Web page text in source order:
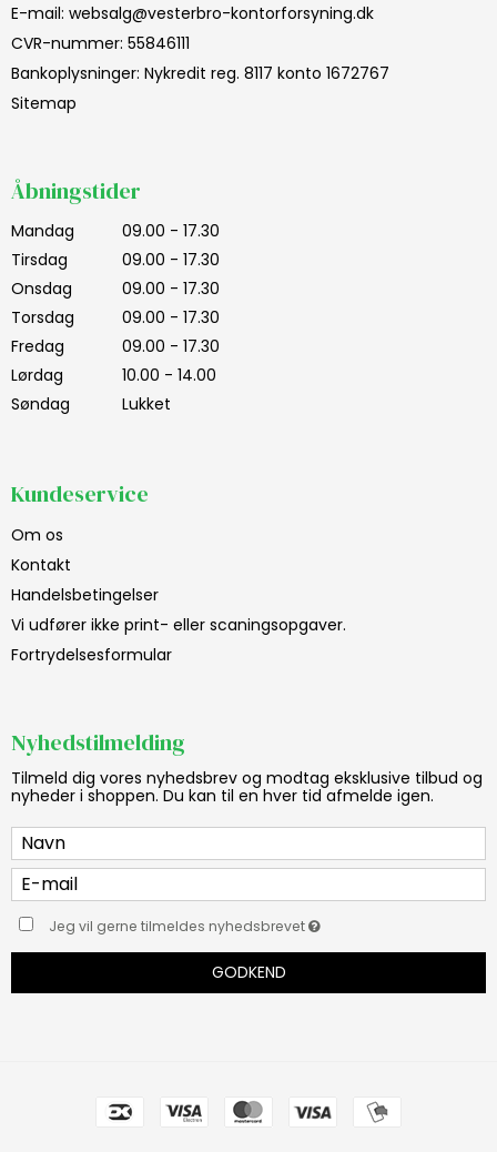
E-mail: websalg@vesterbro-kontorforsyning.dk
CVR-nummer: 55846111
Bankoplysninger: Nykredit reg. 8117 konto 1672767
Sitemap
Åbningstider
Mandag
09.00 - 17.30
Tirsdag
09.00 - 17.30
Onsdag
09.00 - 17.30
Torsdag
09.00 - 17.30
Fredag
09.00 - 17.30
Lørdag
10.00 - 14.00
Søndag
Lukket
Kundeservice
Om os
Kontakt
Handelsbetingelser
Vi udfører ikke print- eller scaningsopgaver.
Fortrydelsesformular
Nyhedstilmelding
Tilmeld dig vores nyhedsbrev og modtag eksklusive tilbud og
nyheder i shoppen. Du kan til en hver tid afmelde igen.
Jeg vil gerne tilmeldes nyhedsbrevet
GODKEND